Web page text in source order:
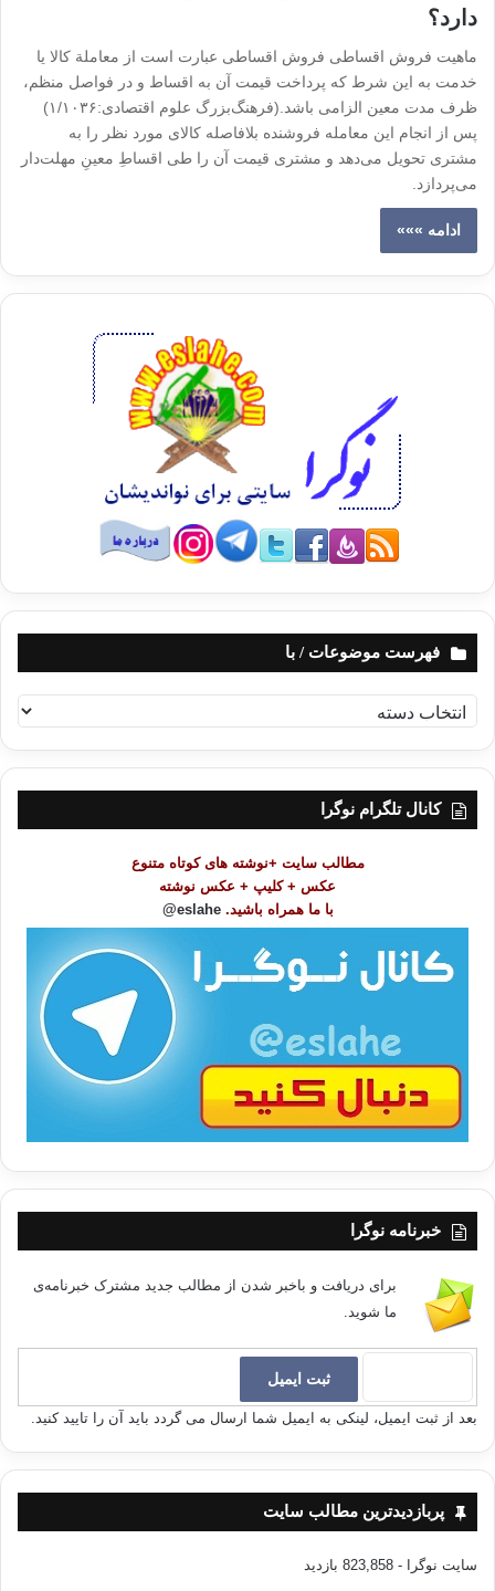
دارد؟
ماهیت فروش اقساطی فروش اقساطی عبارت است از معاملة کالا یا
خدمت به این شرط که پرداخت قیمت آن به اقساط و در فواصل منظم،
ظرف مدت معین الزامی باشد.(فرهنگ‌بزرگ علوم اقتصادی:۱/۱۰۳۶)
پس از انجام این معامله فروشنده بلافاصله کالای مورد نظر را به
مشتری تحویل می‌دهد و مشتری قیمت آن را طی اقساطِ معینِ مهلت‌دار
می‌پردازد.
ادامه »»»
فهرست موضوعات / با
ه
ر
کانال تلگرام نوگرا
مطالب سایت +نوشته های کوتاه متنوع
عکس + کلیپ + عکس نوشته
با ما همراه باشید. eslahe@
خبرنامه نوگرا
برای دریافت و باخبر شدن از مطالب جدید مشترک خبرنامه‌ی
ما شوید.
بعد از ثبت ایمیل، لینکی به ایمیل شما ارسال می گردد باید آن را تایید کنید.
پربازدیدترین مطالب سایت
سایت نوگرا - 823,858 بازدید